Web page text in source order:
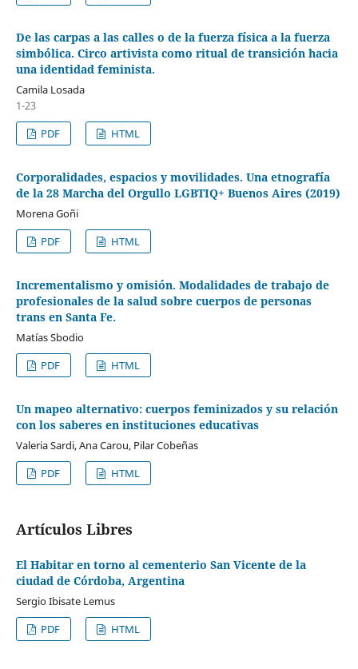
De las carpas a las calles o de la fuerza física a la fuerza
simbólica. Circo artivista como ritual de transición hacia
una identidad feminista.
Camila Losada
1-23
PDF
HTML
Corporalidades, espacios y movilidades. Una etnografía
de la 28 Marcha del Orgullo LGBTIQ+ Buenos Aires (2019)
Morena Goñi
PDF
HTML
Incrementalismo y omisión. Modalidades de trabajo de
profesionales de la salud sobre cuerpos de personas
trans en Santa Fe.
Matías Sbodio
PDF
HTML
Un mapeo alternativo: cuerpos feminizados y su relación
con los saberes en instituciones educativas
Valeria Sardi, Ana Carou, Pilar Cobeñas
PDF
HTML
Artículos Libres
El Habitar en torno al cementerio San Vicente de la
ciudad de Córdoba, Argentina
Sergio Ibisate Lemus
PDF
HTML